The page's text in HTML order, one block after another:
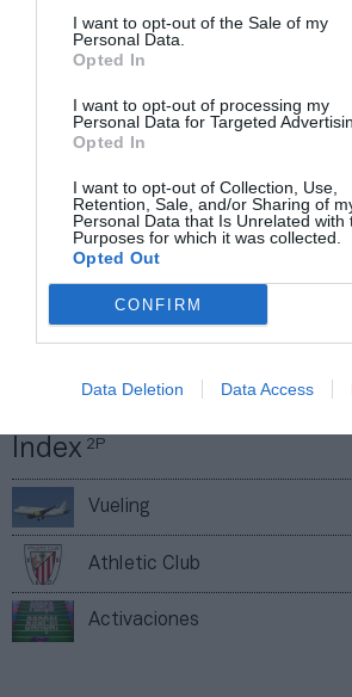
I want to opt-out of the Sale of my
Personal Data.
Opted In
I want to opt-out of processing my
Personal Data for Targeted
Opted In
I want to opt-out of Collection, Use,
Retention, Sale, and/or Sharing of
Personal Data that Is Unrelated with
Purposes for which it was collected.
Opted Out
CONFIRM
Data Deletion Data Access
Índex2P
Vueling
Athletic Club
Activaciones
renovada hasta 2027, consolida a la
patrocinador premium y aerolínea
su presencia exclusiva en el
de juego y en la ropa de
equipo.
de forma gratuita
Mantente informado con las últimas